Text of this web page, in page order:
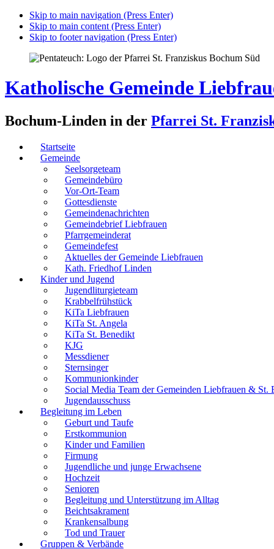
Skip to main navigation (Press Enter)
Skip to main content (Press Enter)
Skip to footer navigation (Press Enter)
Katholische Gemeinde
Bochum-Linden in der Pfarrei St.
Startseite
Gemeinde
Seelsorgeteam
Gemeindebüro
Vor-Ort-Team
Gottesdienste
Gemeindenachrichten
Gemeindebrief Liebfrauen
Pfarrgemeinderat
Gemeindefest
Aktuelles der Gemeinde Liebfrauen
Kath. Friedhof Linden
Kinder und Jugend
Jugendliturgieteam
Krabbelfrühstück
KiTa Liebfrauen
KiTa St. Angela
KiTa St. Benedikt
KJG
Messdiener
Sternsinger
Kommunionkinder
Social Media Team der Gemeinden Liebfrauen & St.
Jugendausschuss
Begleitung im Leben
Geburt und Taufe
Erstkommunion
Kinder und Familien
Firmung
Jugendliche und junge Erwachsene
Hochzeit
Senioren
Begleitung und Unterstützung im Alltag
Beichtsakrament
Krankensalbung
Tod und Trauer
Gruppen & Verbände